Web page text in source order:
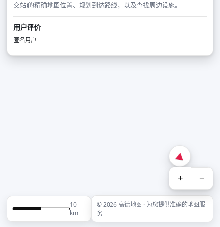
交站)的精确地图位置、规划到达路线，以及查找周边设施。
用户评价
匿名用户
+ −
10
km
© 2026 高德地图 · 为您提供准确的地图服
务